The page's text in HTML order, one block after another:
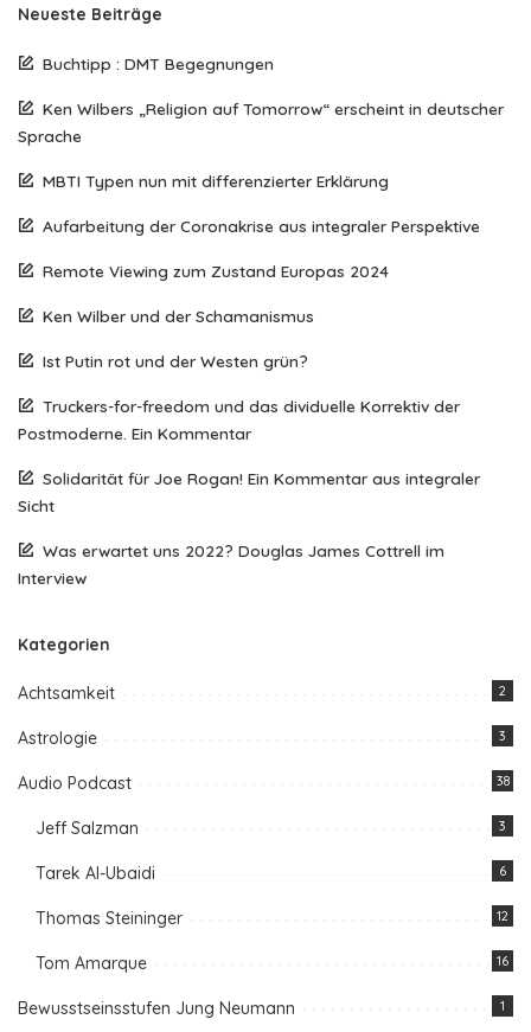
Neueste Beiträge
Buchtipp : DMT Begegnungen
Ken Wilbers „Religion auf Tomorrow“ erscheint in deutscher
Sprache
MBTI Typen nun mit differenzierter Erklärung
Aufarbeitung der Coronakrise aus integraler Perspektive
Remote Viewing zum Zustand Europas 2024
Ken Wilber und der Schamanismus
Ist Putin rot und der Westen grün?
Truckers-for-freedom und das dividuelle Korrektiv der
Postmoderne. Ein Kommentar
Solidarität für Joe Rogan! Ein Kommentar aus integraler
Sicht
Was erwartet uns 2022? Douglas James Cottrell im
Interview
Kategorien
Achtsamkeit 2
Astrologie 3
Audio Podcast 38
Jeff Salzman 3
Tarek Al-Ubaidi 6
Thomas Steininger 12
Tom Amarque 16
Bewusstseinsstufen Jung Neumann 1